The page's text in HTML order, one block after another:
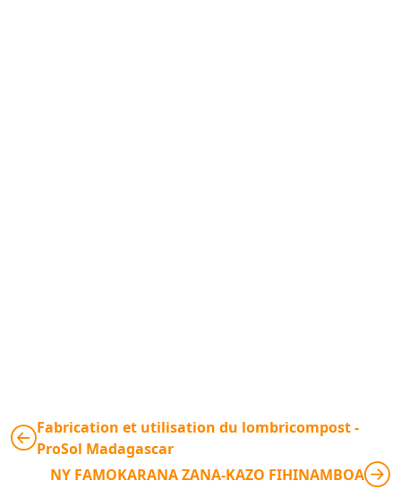
Fabrication et utilisation du lombricompost -
ProSol Madagascar
NY FAMOKARANA ZANA-KAZO FIHINAMBOA